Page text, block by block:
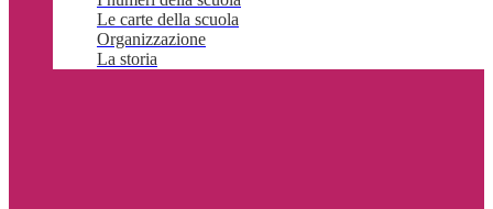
Le carte della scuola
Organizzazione
La storia